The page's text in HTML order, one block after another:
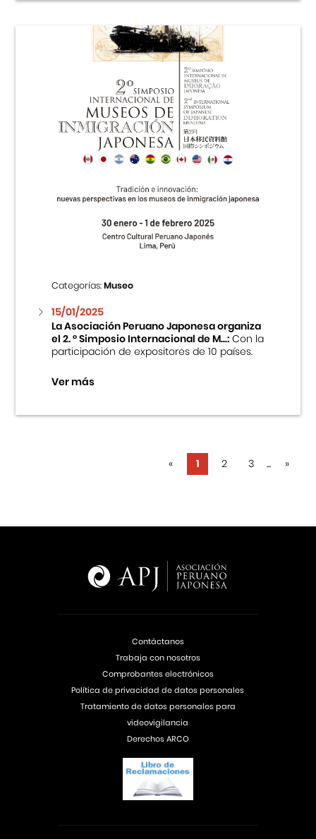
Categorías:Museo
15/01/2025
La Asociación Peruano Japonesa organiza
el 2. ° Simposio Internacional de M...:Con la
participación de expositores de 10 países.
Ver más
« 1 2 3 ... »
Contáctanos
Trabaja con nosotros
Comprobantes electrónicos
Política de privacidad de datos personales
Tratamiento de datos personales para
videovigilancia
Derechos ARCO